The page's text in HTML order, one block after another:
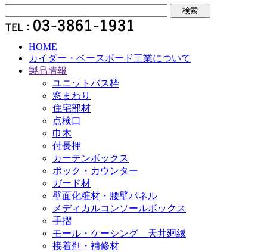
HOME
カイダー・ベースボード工業について
製品情報
ユニットバス枠
窓まわり
住宅部材
点検口
巾木
付長押
カーテンボックス
ポック・カウンター
ガード材
壁面化粧材・腰壁パネル
メディカルコンソールボックス
手摺
モール・ケーシング 天井廻縁
接着剤・補修材